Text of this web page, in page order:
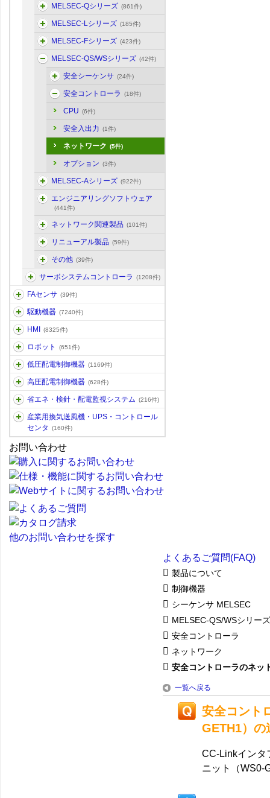
MELSEC-Qシリーズ (861件)
MELSEC-Lシリーズ (185件)
MELSEC-Fシリーズ (423件)
MELSEC-QS/WSシリーズ (42件)
安全シーケンサ (24件)
安全コントローラ (18件)
CPU (6件)
安全入出力 (1件)
ネットワーク (5件)
オプション (3件)
MELSEC-Aシリーズ (922件)
エンジニアリングソフトウェア
(441件)
ネットワーク関連製品 (101件)
リニューアル製品 (59件)
その他 (39件)
サーボシステムコントローラ (1208件)
FAセンサ (39件)
駆動機器 (7240件)
HMI (8325件)
ロボット (651件)
低圧配電制御機器 (1169件)
高圧配電制御機器 (628件)
省エネ・検針・配電監視システム (216件)
産業用換気送風機・UPS・コントロール
センタ
(160件)
お問い合わせ
他のお問い合わせを探す
よくあるご質問(FAQ)
製品について
制御機器
シーケンサ MELSEC
MELSEC-QS/WSシリーズ
安全コントローラ
ネットワーク
安全コントローラのネッ
一覧へ戻る
安全コント
GETH1）の
CC-Linkインタ
ニット（WS0-